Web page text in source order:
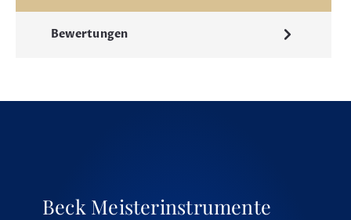
Bewertungen
Beck Meisterinstrumente